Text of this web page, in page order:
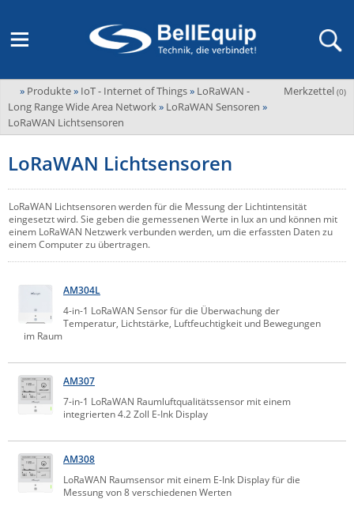
M2M Router, Antennen, VPN & SIM
Fernwartung via Mobilfunk (M2M)
SD-WAN & Bonding
Antennen
KVM & Audio/Video Signalverteilung
KVM
Kabel und Verkabelung
Audio/Video
Digital Signage
USV / UPS
Energiemessung
Industrielle Stromversorgung
Energieverteilung
IP, WLAN & GSM Sensorik
IoT - Internet of Things
IPC, Industrielle Netzwerktechnik & WLAN
Industrielle Netzwerktechnik / Kommunikation
Industrielle Computer
Wi-Fi - WLAN - Wireless
Sonstige
Serverräume
RMA / Rücksendung / Support
Adder
ADEL system
Advantech-Conel
Amit
Aten
Black Box
Bondix
Comet System
CompleTech
Contemporary Controls
Eaton
Übersicht
Neue Produkte
Veranstaltungen
Aktueller Newsletter
LAGERABVERKAUF Stromverteilung und -messung
Unternehmen
Veranstaltungen
Jobs & Karriere
Merkzettel (0)
» Produkte» IoT - Internet of Things» LoRaWAN -
Long Range Wide Area Network» LoRaWAN Sensoren »
LoRaWAN Lichtsensoren
LoRaWAN Lichtsensoren
LoRaWAN Lichtsensoren werden für die Messung der Lichtintensität
eingesetzt wird. Sie geben die gemessenen Werte in lux an und können mit
einem LoRaWAN Netzwerk verbunden werden, um die erfassten Daten zu
einem Computer zu übertragen.
AM304L
4-in-1 LoRaWAN Sensor für die Überwachung der
Temperatur, Lichtstärke, Luftfeuchtigkeit und Bewegungen
im Raum
AM307
7-in-1 LoRaWAN Raumluftqualitätssensor mit einem
integrierten 4.2 Zoll E-Ink Display
AM308
LoRaWAN Raumsensor mit einem E-Ink Display für die
Messung von 8 verschiedenen Werten